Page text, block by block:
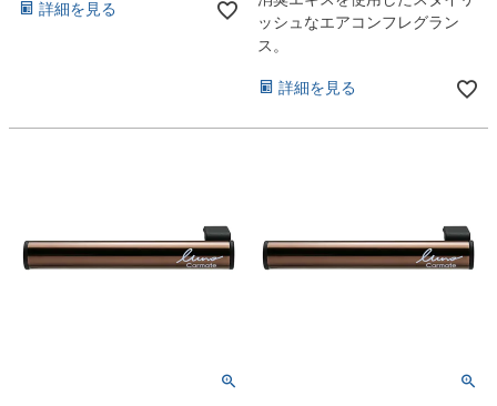
詳細を見る
ッシュなエアコンフレグラン
ス。
詳細を見る